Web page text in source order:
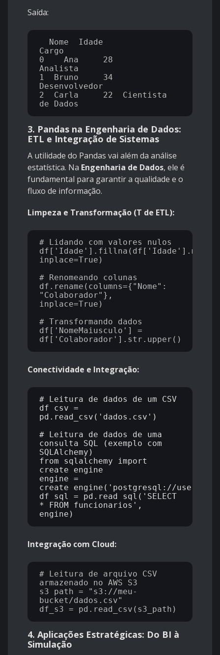
Saída:
Cargo
0    Ana     28
Analista
1  Bruno     34
Desenvolvedor
2  Carla     22  Cientista
3. Pandas na Engenharia de Dados:
ETL e Integração de Sistemas
A utilidade do Pandas vai além da análise
estatística. Na Engenharia de Dados, ele é
fundamental para garantir a qualidade e o
fluxo de informação.
Limpeza e Transformação (T de ETL):
# Lidando com valores nulos
inplace=True)
# Renomeando colunas
df.rename(columns={"Nome":
"Colaborador"},
inplace=True)
# Transformando dados
df['NomeMaiusculo'] =
Conectividade e Integração:
# Leitura de dados de um CSV
df_csv =
pd.read_csv('dados.csv')
# Leitura de dados de uma
consulta SQL (exemplo com
SQLAlchemy)
from sqlalchemy import
create_engine
engine =
create_engine('postgresql://
df_sql = pd.read_sql('SELECT
* FROM funcionarios',
Integração com Cloud:
# Leitura de arquivo CSV
armazenado no AWS S3
s3_path = "s3://meu-
bucket/dados.csv"
4. Aplicações Estratégicas: Do BI à
Simulação